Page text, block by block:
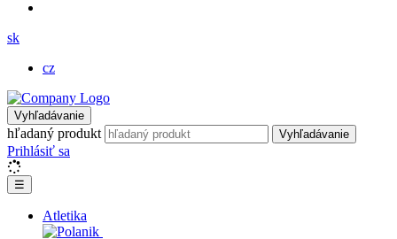
sk
cz
Vyhľadávanie
hľadaný produkt Vyhľadávanie
Prihlásiť sa
☰
Atletika